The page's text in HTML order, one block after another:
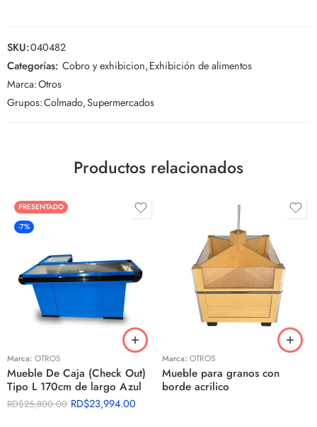
SKU:040482
Categorías: Cobro y exhibicion,Exhibición de alimentos
Marca:Otros
Grupos:Colmado,Supermercados
Productos relacionados
PRESENTADO
-7%
Marca: OTROS
Mueble De Caja (Check Out)
Tipo L 170cm de largo Azul
RD$25,800.00 RD$23,994.00
Marca: OTROS
Mueble para granos con
borde acrilico